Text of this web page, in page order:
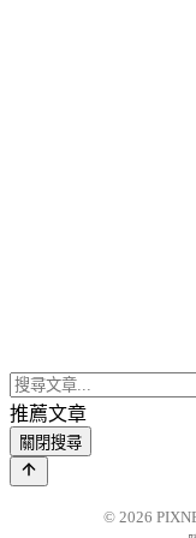
推薦文章
關閉搜尋
© 2026